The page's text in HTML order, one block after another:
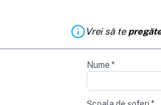
Vrei să te
Nume *